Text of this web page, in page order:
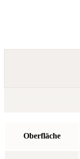
Oberfläche